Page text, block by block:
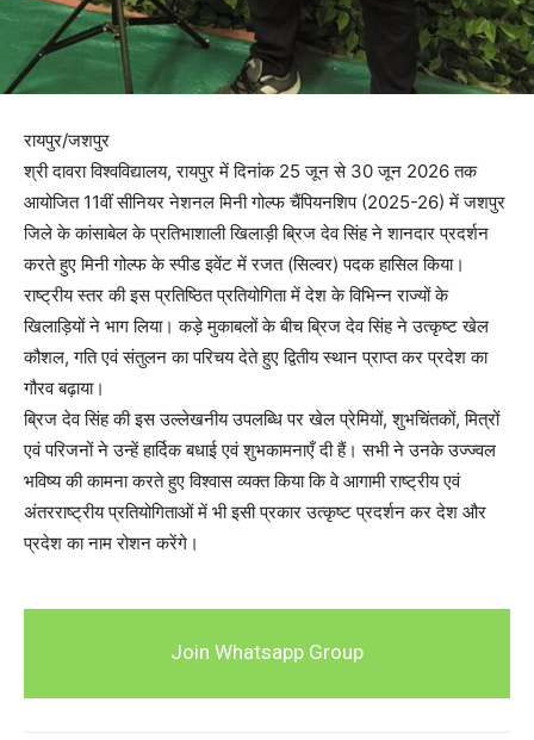
रायपुर/जशपुर
श्री दावरा विश्वविद्यालय, रायपुर में दिनांक 25 जून से 30 जून 2026 तक
आयोजित 11वीं सीनियर नेशनल मिनी गोल्फ चैंपियनशिप (2025-26) में जशपुर
जिले के कांसाबेल के प्रतिभाशाली खिलाड़ी ब्रिज देव सिंह ने शानदार प्रदर्शन
करते हुए मिनी गोल्फ के स्पीड इवेंट में रजत (सिल्वर) पदक हासिल किया।
राष्ट्रीय स्तर की इस प्रतिष्ठित प्रतियोगिता में देश के विभिन्न राज्यों के
खिलाड़ियों ने भाग लिया। कड़े मुकाबलों के बीच ब्रिज देव सिंह ने उत्कृष्ट खेल
कौशल, गति एवं संतुलन का परिचय देते हुए द्वितीय स्थान प्राप्त कर प्रदेश का
गौरव बढ़ाया।
ब्रिज देव सिंह की इस उल्लेखनीय उपलब्धि पर खेल प्रेमियों, शुभचिंतकों, मित्रों
एवं परिजनों ने उन्हें हार्दिक बधाई एवं शुभकामनाएँ दी हैं। सभी ने उनके उज्ज्वल
भविष्य की कामना करते हुए विश्वास व्यक्त किया कि वे आगामी राष्ट्रीय एवं
अंतरराष्ट्रीय प्रतियोगिताओं में भी इसी प्रकार उत्कृष्ट प्रदर्शन कर देश और
प्रदेश का नाम रोशन करेंगे।
Join Whatsapp Group